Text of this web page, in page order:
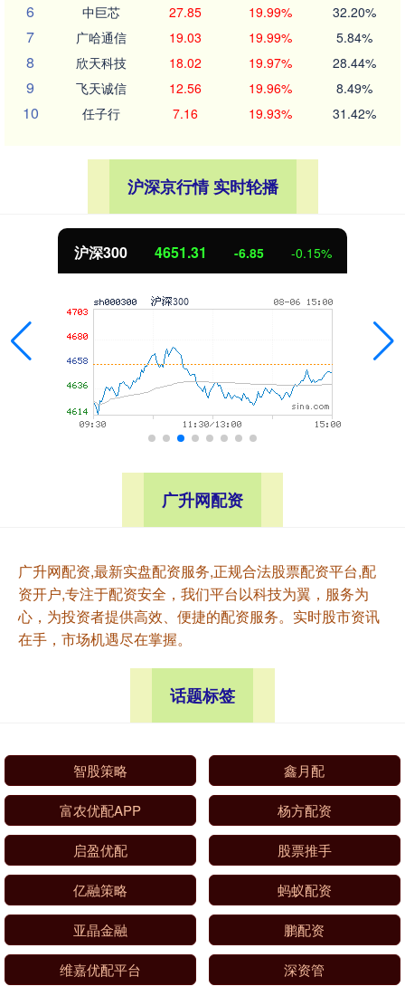
6 中巨芯 27.85 19.99% 32.20%
7 广哈通信 19.03 19.99% 5.84%
8 欣天科技 18.02 19.97% 28.44%
9 飞天诚信 12.56 19.96% 8.49%
10 任子行 7.16 19.93% 31.42%
沪深京行情 实时轮播
沪深300 4651.31 -6.85 -0.15%
广升网配资
广升网配资,最新实盘配资服务,正规合法股票配资平台,配
资开户,专注于配资安全，我们平台以科技为翼，服务为
心，为投资者提供高效、便捷的配资服务。实时股市资讯
在手，市场机遇尽在掌握。
话题标签
智股策略 鑫月配
富农优配APP 杨方配资
启盈优配 股票推手
亿融策略 蚂蚁配资
亚晶金融 鹏配资
维嘉优配平台 深资管